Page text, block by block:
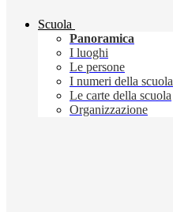
Scuola
Panoramica
I luoghi
Le persone
I numeri della scuola
Le carte della scuola
Organizzazione